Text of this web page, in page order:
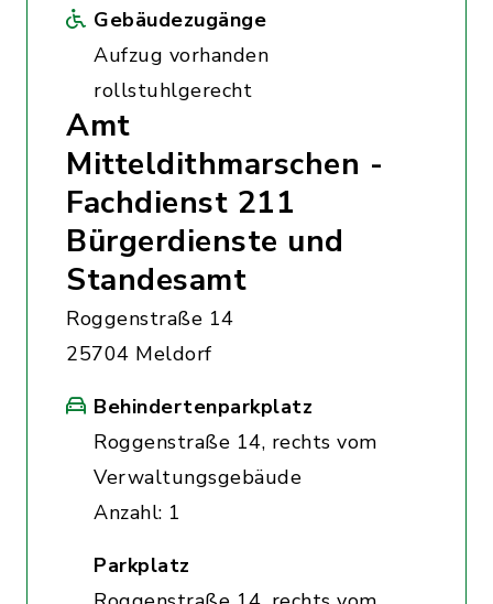
Gebäudezugänge
Aufzug vorhanden
rollstuhlgerecht
Amt
Mitteldithmarschen -
Fachdienst 211
Bürgerdienste und
Standesamt
Roggenstraße 14
25704 Meldorf
Behindertenparkplatz
Roggenstraße 14, rechts vom
Verwaltungsgebäude
Anzahl: 1
Parkplatz